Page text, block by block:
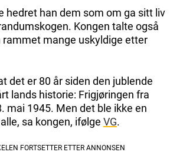
hedret han dem som om ga sitt liv
Kongen talte også
mange uskyldige etter
det er 80 år siden den jublende
lands historie: Frigjøringen fra
mai 1945. Men det ble ikke en
sa kongen, ifølge VG.